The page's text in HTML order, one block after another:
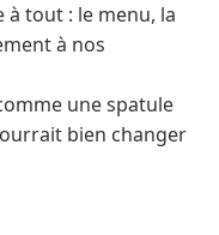
à tout : le menu, la
à nos
une spatule
bien changer